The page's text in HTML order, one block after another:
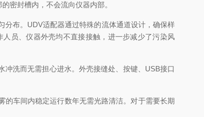
密封槽内，不会流向仪器内部。
分布。UDV适配器通过特殊的流体通道设计，确保样
员、仪器外壳均不直接接触，进一步减少了污染风
洗而无需担心进水。外壳接缝处、按键、USB接口
的车间内稳定运行数年无需光路清洁。对于需要长期